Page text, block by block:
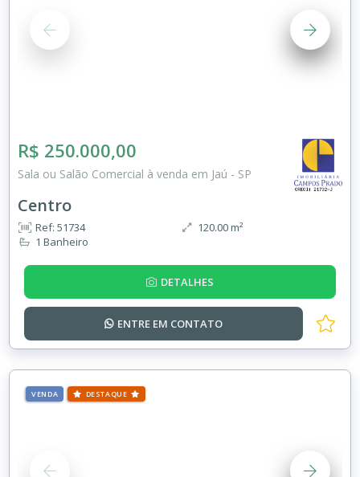
R$ 250.000,00
Sala ou Salão Comercial à venda em Jaú - SP
Centro
Ref: 51734
1 Banheiro
120.00 m²
DETALHES
ENTRE EM CONTATO
VENDA DESTAQUE